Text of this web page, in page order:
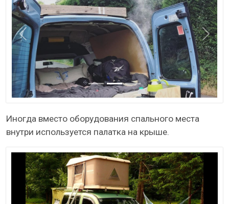
Назад
Иногда вместо оборудования спального места
внутри используется палатка на крыше.